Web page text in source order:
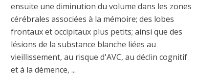
ensuite une diminution du volume dans les zones
cérébrales associées à la mémoire; des lobes
frontaux et occipitaux plus petits; ainsi que des
lésions de la substance blanche liées au
vieillissement, au risque d'AVC, au déclin cognitif
et à la démence, ...